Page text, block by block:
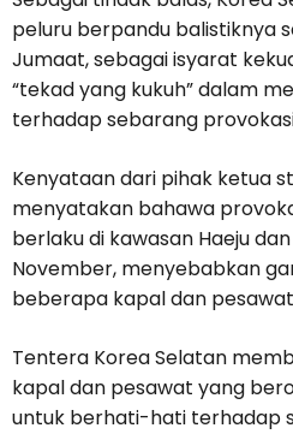
peluru berpandu balistiknya
Jumaat, sebagai isyarat
“tekad yang kukuh” dalam
terhadap sebarang
Kenyataan dari pihak ketua
menyatakan bahawa
berlaku di kawasan Haeju
November, menyebabkan
beberapa kapal dan
Tentera Korea Selatan
kapal dan pesawat yang
untuk berhati-hati terhadap